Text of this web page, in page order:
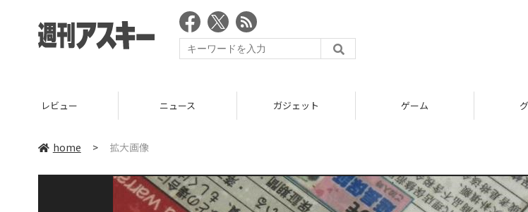
レビュー ニュース ガジェット ゲーム
home > 拡大画像